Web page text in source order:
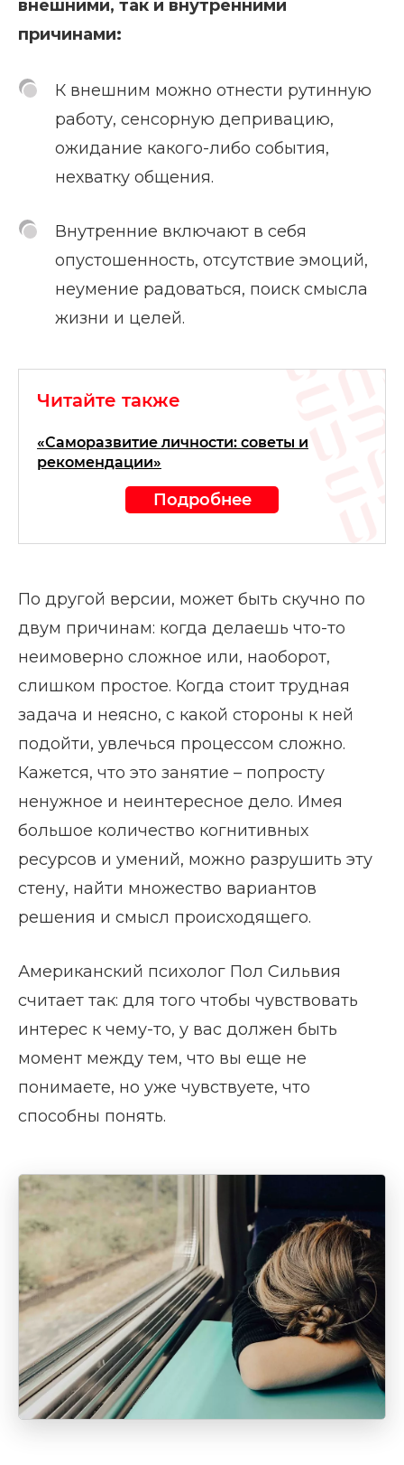
внешними, так и внутренними
причинами:
К внешним можно отнести рутинную
работу, сенсорную депривацию,
ожидание какого-либо события,
нехватку общения.
Внутренние включают в себя
опустошенность, отсутствие эмоций,
неумение радоваться, поиск смысла
жизни и целей.
Читайте также
«Саморазвитие личности: советы и
рекомендации»
Подробнее
По другой версии, может быть скучно по
двум причинам: когда делаешь что-то
неимоверно сложное или, наоборот,
слишком простое. Когда стоит трудная
задача и неясно, с какой стороны к ней
подойти, увлечься процессом сложно.
Кажется, что это занятие – попросту
ненужное и неинтересное дело. Имея
большое количество когнитивных
ресурсов и умений, можно разрушить эту
стену, найти множество вариантов
решения и смысл происходящего.
Американский психолог Пол Сильвия
считает так: для того чтобы чувствовать
интерес к чему-то, у вас должен быть
момент между тем, что вы еще не
понимаете, но уже чувствуете, что
способны понять.